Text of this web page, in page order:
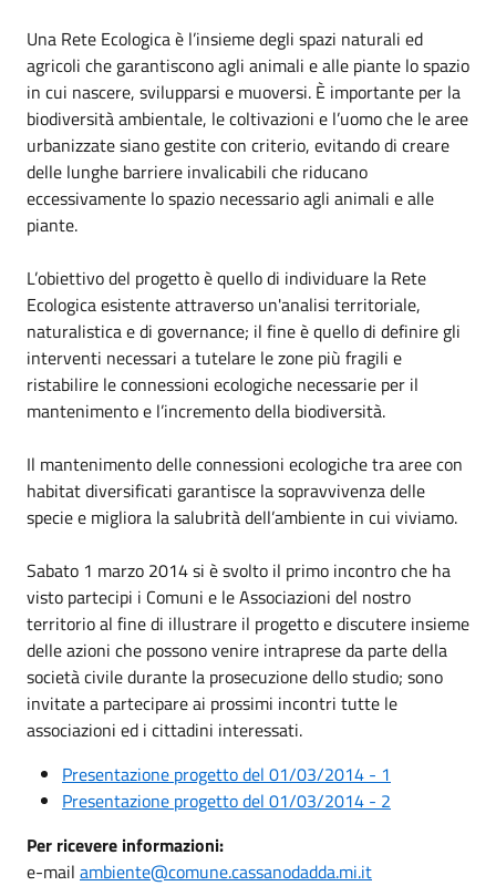
Una Rete Ecologica è l’insieme degli spazi naturali ed
agricoli che garantiscono agli animali e alle piante lo spazio
in cui nascere, svilupparsi e muoversi. È importante per la
biodiversità ambientale, le coltivazioni e l’uomo che le aree
urbanizzate siano gestite con criterio, evitando di creare
delle lunghe barriere invalicabili che riducano
eccessivamente lo spazio necessario agli animali e alle
piante.
L’obiettivo del progetto è quello di individuare la Rete
Ecologica esistente attraverso un'analisi territoriale,
naturalistica e di governance; il fine è quello di definire gli
interventi necessari a tutelare le zone più fragili e
ristabilire le connessioni ecologiche necessarie per il
mantenimento e l’incremento della biodiversità.
Il mantenimento delle connessioni ecologiche tra aree con
habitat diversificati garantisce la sopravvivenza delle
specie e migliora la salubrità dell’ambiente in cui viviamo.
Sabato 1 marzo 2014 si è svolto il primo incontro che ha
visto partecipi i Comuni e le Associazioni del nostro
territorio al fine di illustrare il progetto e discutere insieme
delle azioni che possono venire intraprese da parte della
società civile durante la prosecuzione dello studio; sono
invitate a partecipare ai prossimi incontri tutte le
associazioni ed i cittadini interessati.
Presentazione progetto del 01/03/2014 - 1
Presentazione progetto del 01/03/2014 - 2
Per ricevere informazioni:
e-mail ambiente@comune.cassanodadda.mi.it